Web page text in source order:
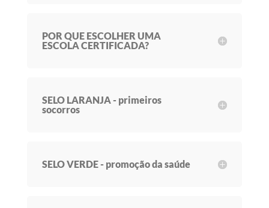
POR QUE ESCOLHER UMA
ESCOLA CERTIFICADA?
SELO LARANJA - primeiros
socorros
SELO VERDE - promoção da saúde